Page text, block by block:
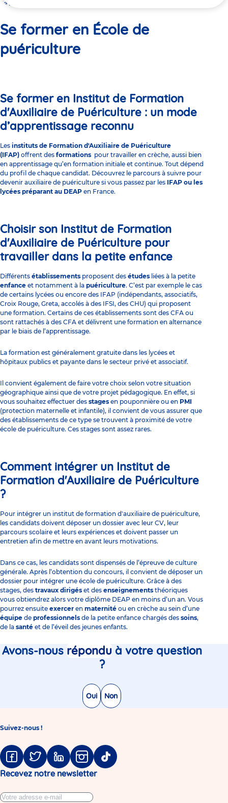
ici
Se former en École de puériculture
Se former en École de
puériculture
Se former en Institut de Formation
d'Auxiliaire de Puériculture : un mode
d’apprentissage reconnu
Les instituts de Formation d'Auxiliaire de Puériculture
(IFAP) offrent des formations pour travailler en crèche, aussi bien
en apprentissage qu’en formation initiale et continue. Tout dépend
du profil de chaque candidat. Découvrez le parcours à suivre pour
devenir auxiliaire de puériculture si vous passez par les IFAP ou les
lycées préparant au DEAP en France.
Choisir son Institut de Formation
d'Auxiliaire de Puériculture pour
travailler dans la petite enfance
Différents établissements proposent des études liées à la petite
enfance et notamment à la puériculture. C’est par exemple le cas
de certains lycées ou encore des IFAP (indépendants, associatifs,
Croix Rouge, Greta, accolés à des IFSI, des CHU) qui proposent
une formation. Certains de ces établissements sont des CFA ou
sont rattachés à des CFA et délivrent une formation en alternance
par le biais de l’apprentissage.
La formation est généralement gratuite dans les lycées et
hôpitaux publics et payante dans le secteur privé et associatif.
Il convient également de faire votre choix selon votre situation
géographique ainsi que de votre projet pédagogique. En effet, si
vous souhaitez effectuer des stages en pouponnière ou en PMI
(protection maternelle et infantile), il convient de vous assurer que
des établissements de ce type se trouvent à proximité de votre
école de puériculture. Ces stages sont assez rares.
Comment intégrer un Institut de
Formation d'Auxiliaire de Puériculture
?
Pour intégrer un institut de formation d'auxiliaire de puériculture,
les candidats doivent déposer un dossier avec leur CV, leur
parcours scolaire et leurs expériences et doivent passer un
entretien afin de mettre en avant leurs motivations.
Dans ce cas, les candidats sont dispensés de l’épreuve de culture
générale. Après l’obtention du concours, il convient de déposer un
dossier pour intégrer une école de puériculture. Grâce à des
stages, des travaux dirigés et des enseignements théoriques
vous obtiendrez alors votre diplôme DEAP en moins d’un an. Vous
pourrez ensuite exercer en maternité ou en crèche au sein d’une
équipe de professionnels de la petite enfance chargés des soins,
de la santé et de l’éveil des jeunes enfants.
Avons-nous réponduà votre question
?
Non
Oui
Suivez-nous !
Facebook
TwitterLinkedinInstagram
Tiktok
Recevez notre newsletter